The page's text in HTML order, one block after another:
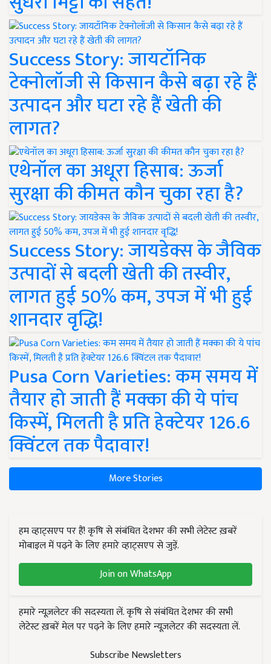
Success Story: जायटॉनिक
टेक्नोलॉजी से किसान कैसे बढ़ा रहे हैं
उत्पादन और घटा रहे हैं खेती की
लागत?
एथेनॉल का अधूरा हिसाब: ऊर्जा
सुरक्षा की कीमत कौन चुका रहा है?
Success Story: जायडेक्स के जैविक
उत्पादों से बदली खेती की तस्वीर,
लागत हुई 50% कम, उपज में भी हुई
शानदार वृद्धि!
Pusa Corn Varieties: कम समय में
तैयार हो जाती हैं मक्का की ये पांच
किस्में, मिलती है प्रति हेक्टेयर 126.6
क्विंटल तक पैदावार!
More Stories
हम व्हाट्सएप पर हैं! कृषि से संबंधित देशभर की सभी लेटेस्ट ख़बरें
मोबाइल में पढ़ने के लिए हमारे व्हाट्सएप से जुड़ें.
Join on WhatsApp
हमारे न्यूज़लेटर की सदस्यता लें. कृषि से संबंधित देशभर की सभी
लेटेस्ट ख़बरें मेल पर पढ़ने के लिए हमारे न्यूज़लेटर की सदस्यता लें.
Subscribe Newsletters